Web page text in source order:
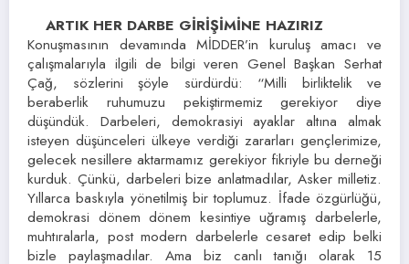
ARTIK HER DARBE GİRİŞİMİNE HAZIRIZ
Konuşmasının devamında MİDDER’in kuruluş amacı ve
çalışmalarıyla ilgili de bilgi veren Genel Başkan Serhat
Çağ, sözlerini şöyle sürdürdü: “Milli birliktelik ve
beraberlik ruhumuzu pekiştirmemiz gerekiyor diye
düşündük. Darbeleri, demokrasiyi ayaklar altına almak
isteyen düşünceleri ülkeye verdiği zararları gençlerimize,
gelecek nesillere aktarmamız gerekiyor fikriyle bu derneği
kurduk. Çünkü, darbeleri bize anlatmadılar, Asker milletiz.
Yıllarca baskıyla yönetilmiş bir toplumuz. İfade özgürlüğü,
demokrasi dönem dönem kesintiye uğramış darbelerle,
muhtıralarla, post modern darbelerle cesaret edip belki
bizle paylaşmadılar. Ama biz canlı tanığı olarak 15